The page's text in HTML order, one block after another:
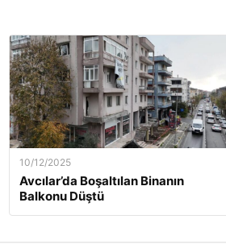
10/12/2025
Avcılar’da Boşaltılan Binanın
Balkonu Düştü